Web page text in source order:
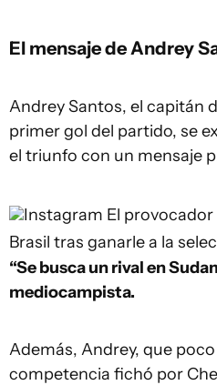
El mensaje de Andrey
Andrey Santos, el capitán
primer gol del partido, se
el triunfo con un mensaje
Instagram El
Brasil tras ganarle a la
“Se busca un rival en
mediocampista.
Además, Andrey, que
competencia fichó por